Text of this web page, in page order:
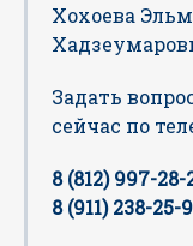
Хохоева
Задать
сейчас по
8 (812) 997-28-
8 (911) 238-25-